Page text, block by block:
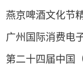
燕京啤酒文化节
广州国际消费电
第二十四届中国